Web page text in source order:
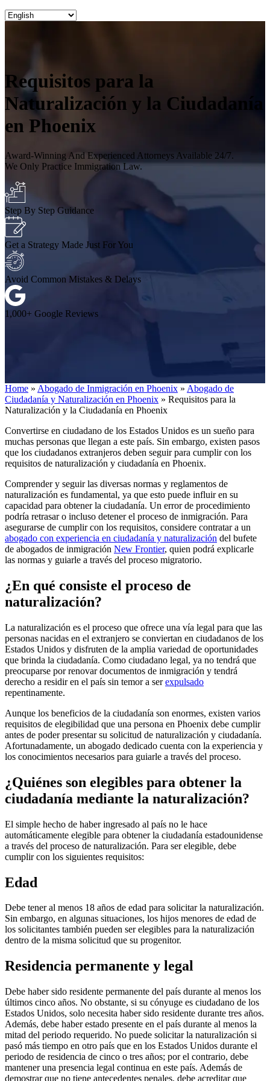
Requisitos para la
Naturalización y la Ciudadanía
en Phoenix
Award-Winning And Experienced Attorneys Available 24/7.
We Only Practice Immigration Law.
Step By Step Guidance
Get a Strategy Made Just For You
Avoid Common Mistakes & Delays
1,000+ Google Reviews
Home » Abogado de Inmigración en Phoenix » Abogado de
Ciudadanía y Naturalización en Phoenix » Requisitos para la
Naturalización y la Ciudadanía en Phoenix
Convertirse en ciudadano de los Estados Unidos es un sueño para
muchas personas que llegan a este país. Sin embargo, existen pasos
que los ciudadanos extranjeros deben seguir para cumplir con los
requisitos de naturalización y ciudadanía en Phoenix.
Comprender y seguir las diversas normas y reglamentos de
naturalización es fundamental, ya que esto puede influir en su
capacidad para obtener la ciudadanía. Un error de procedimiento
podría retrasar o incluso detener el proceso de inmigración. Para
asegurarse de cumplir con los requisitos, considere contratar a un
abogado con experiencia en ciudadanía y naturalización del bufete
de abogados de inmigración New Frontier, quien podrá explicarle
las normas y guiarle a través del proceso migratorio.
¿En qué consiste el proceso de
naturalización?
La naturalización es el proceso que ofrece una vía legal para que las
personas nacidas en el extranjero se conviertan en ciudadanos de los
Estados Unidos y disfruten de la amplia variedad de oportunidades
que brinda la ciudadanía. Como ciudadano legal, ya no tendrá que
preocuparse por renovar documentos de inmigración y tendrá
derecho a residir en el país sin temor a serexpulsado
repentinamente.
Aunque los beneficios de la ciudadanía son enormes, existen varios
requisitos de elegibilidad que una persona en Phoenix debe cumplir
antes de poder presentar su solicitud de naturalización y ciudadanía.
Afortunadamente, un abogado dedicado cuenta con la experiencia y
los conocimientos necesarios para guiarle a través del proceso.
¿Quiénes son elegibles para obtener la
ciudadanía mediante la naturalización?
El simple hecho de haber ingresado al país no le hace
automáticamente elegible para obtener la ciudadanía estadounidense
a través del proceso de naturalización. Para ser elegible, debe
cumplir con los siguientes requisitos:
Edad
Debe tener al menos 18 años de edad para solicitar la naturalización.
Sin embargo, en algunas situaciones, los hijos menores de edad de
los solicitantes también pueden ser elegibles para la naturalización
dentro de la misma solicitud que su progenitor.
Residencia permanente y legal
Debe haber sido residente permanente del país durante al menos los
últimos cinco años. No obstante, si su cónyuge es ciudadano de los
Estados Unidos, solo necesita haber sido residente durante tres años.
Además, debe haber estado presente en el país durante al menos la
mitad del periodo requerido. No puede solicitar la naturalización si
pasó más tiempo en otro país que en los Estados Unidos durante el
periodo de residencia de cinco o tres años; por el contrario, debe
mantener una presencia legal continua en este país. Además de
demostrar que no tiene antecedentes penales, debe acreditar que